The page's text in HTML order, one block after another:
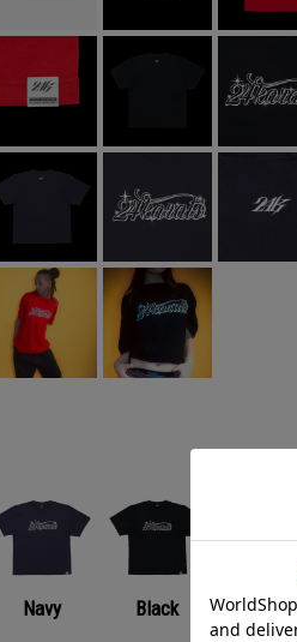
Navy Black White